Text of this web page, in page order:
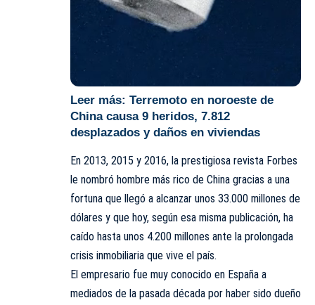
Leer más: Terremoto en noroeste de
China causa 9 heridos, 7.812
desplazados y daños en viviendas
En 2013, 2015 y 2016, la prestigiosa revista Forbes
le nombró hombre más rico de China gracias a una
fortuna que llegó a alcanzar unos 33.000 millones de
dólares y que hoy, según esa misma publicación, ha
caído hasta unos 4.200 millones ante la prolongada
crisis inmobiliaria que vive el país.
El empresario fue muy conocido en España a
mediados de la pasada década por haber sido dueño